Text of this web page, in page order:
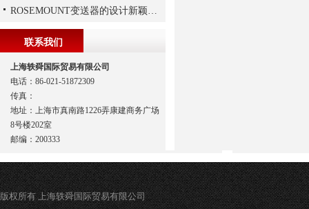
ROSEMOUNT变送器的设计新颖性且使用安全性
联系我们
上海轶舜国际贸易有限公司
电话：86-021-51872309
传真：
地址：上海市真南路1226弄康建商务广场
8号楼202室
邮编：200333
版权所有 上海轶舜国际贸易有限公司